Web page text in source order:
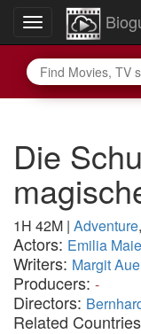
Toggle
navigation
Die
1H 42M | Adventure,
Actors: Emilia
Writers: Margit
Producers: -
Directors:
Related